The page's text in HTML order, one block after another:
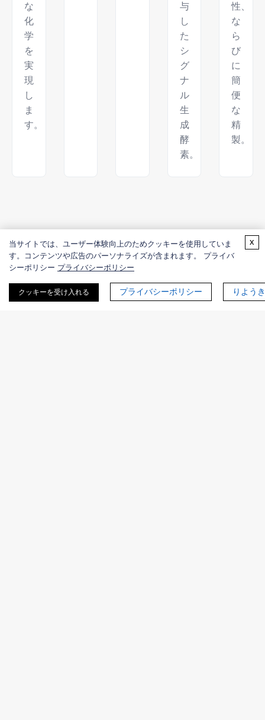
な
化
学
を
実
現
し
ま
す。
与
し
た
シ
グ
ナ
ル
生
成
酵
素。
性、
な
ら
び
に
簡
便
な
精
製。
関連する酵素エンジニアリングサー
ビス
Creative Enzymesは、生成AIによる酵素設計を、包括的
当サイトでは、ユーザー体験向上のためクッキーを使用していま
す。コンテンツや広告のパーソナライズが含まれます。 プライバ
シーポリシー プライバシーポリシー
クッキーを受け入れる プライバシーポリシー りよう
x